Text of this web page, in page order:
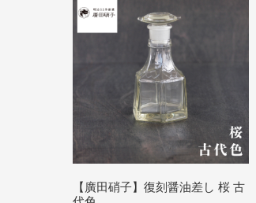
【廣田硝子】復刻醤油差し 桜 古